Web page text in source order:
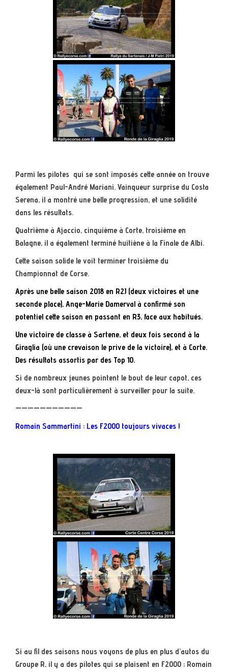
Parmi les pilotes qui se sont imposés cette année on trouve
également Paul-André Mariani. Vainqueur surprise du Costa
Serena, il a montré une belle progression, et une solidité
dans les résultats.
Quatrième à Ajaccio, cinquième à Corte, troisième en
Balagne, il a également terminé huitiène à la Finale de Albi.
Cette saison solide le voit terminer troisième du
Championnat de Corse.
Après une belle saison 2018 en R2J (deux victoires et une
seconde place), Ange-Marie Damerval à confirmé son
potentiel cette saison en passant en R3, face aux habitués.
Une victoire de classe à Sartene, et deux fois second à la
Giraglia (où une crevaison le prive de la victoire), et à Corte.
Des résultats assortis par des Top 10.
Si de nombreux jeunes pointent le bout de leur capot, ces
deux-là sont particulièrement à surveiller pour la suite.
———————————
Romain Sammartini : Les F2000 toujours vivaces !
Si au fil des saisons nous voyons de plus en plus d’autos du
Groupe R, il y a des pilotes qui se plaisent en F2000 ; Romain